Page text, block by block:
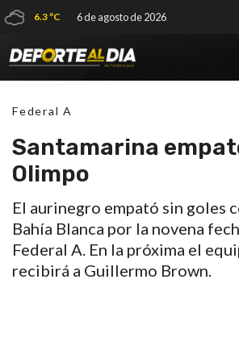
6.3 ºC 6 de agosto de 2026
Federal A
Santamarina
Olimpo
El aurinegro empató sin goles
Bahía Blanca por la novena
Federal A. En la próxima el
recibirá a Guillermo Brown.